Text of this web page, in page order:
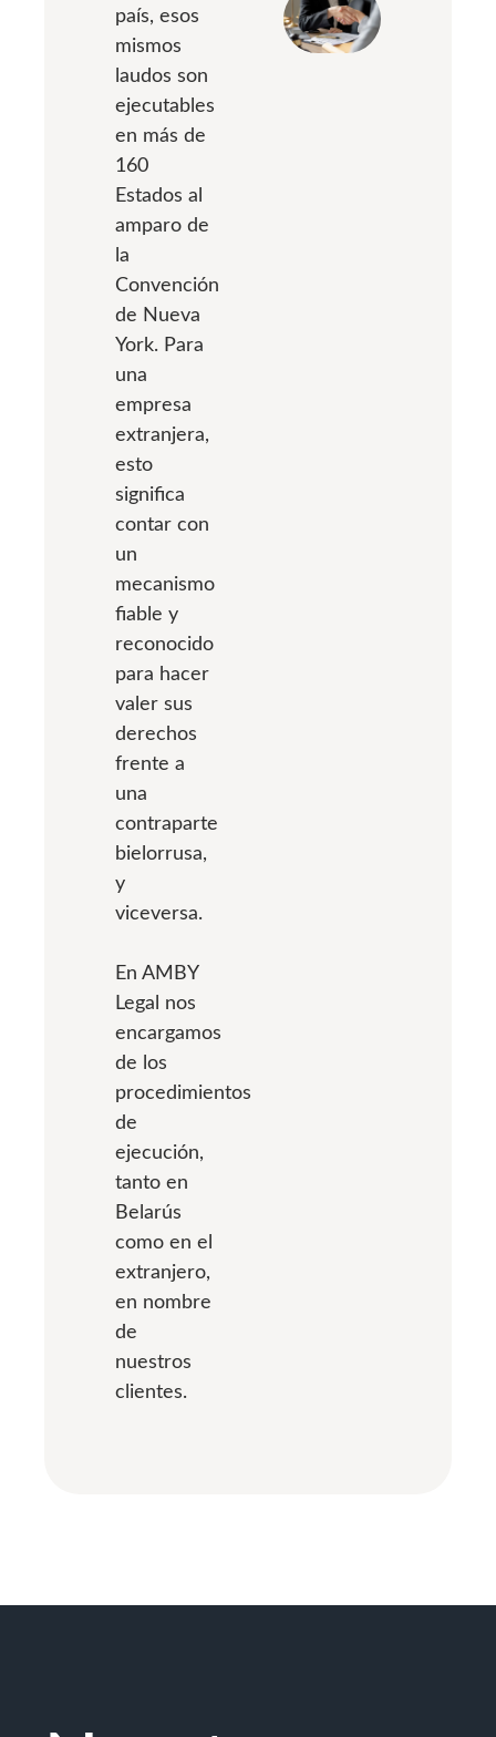
país, esos
mismos
laudos son
ejecutables
en más de
160
Estados al
amparo de
la
Convención
de Nueva
York. Para
una
empresa
extranjera,
esto
significa
contar con
un
mecanismo
fiable y
reconocido
para hacer
valer sus
derechos
frente a
una
contraparte
bielorrusa,
y
viceversa.
En AMBY
Legal nos
encargamos
de los
procedimientos
de
ejecución,
tanto en
Belarús
como en el
extranjero,
en nombre
de
nuestros
clientes.